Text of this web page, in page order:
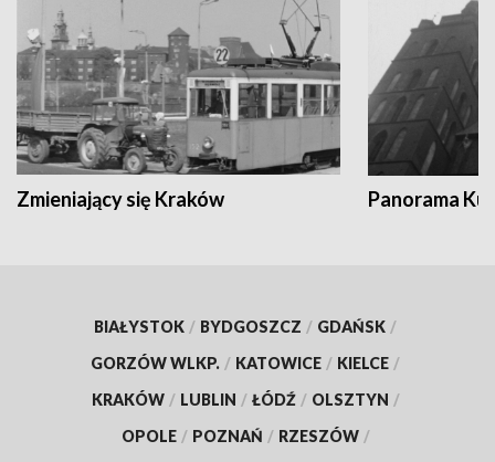
Zmieniający się Kraków Panorama
BIAŁYSTOK / BYDGOSZCZ / GDAŃSK /
GORZÓW WLKP. / KATOWICE / KIELCE /
KRAKÓW / LUBLIN / ŁÓDŹ / OLSZTYN /
OPOLE / POZNAŃ / RZESZÓW /